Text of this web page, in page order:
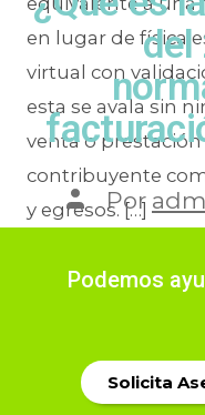
del
Por
en lugar de física
virtual con
esta se avala sin
venta o
contribuyente
y egresos. […]
Podemos
Solicita